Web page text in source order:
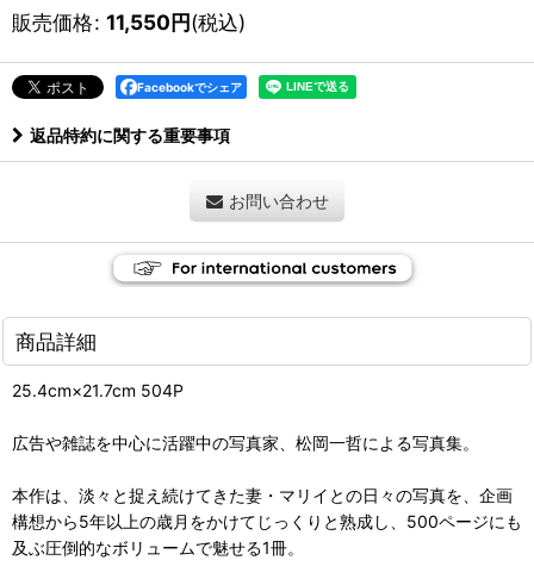
販売価格: 11,550円(税込)
Facebookでシェア
返品特約に関する重要事項
お問い合わせ
商品詳細
25.4cm×21.7cm 504P
広告や雑誌を中心に活躍中の写真家、松岡一哲による写真集。
本作は、淡々と捉え続けてきた妻・マリイとの日々の写真を、企画
構想から5年以上の歳月をかけてじっくりと熟成し、500ページにも
及ぶ圧倒的なボリュームで魅せる1冊。